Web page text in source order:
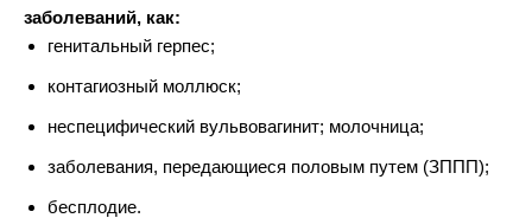
заболеваний, как:
генитальный герпес;
контагиозный моллюск;
неспецифический вульвовагинит; молочница;
заболевания, передающиеся половым путем (ЗППП);
бесплодие.